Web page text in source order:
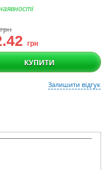
грн
грн
КУПИТИ
Залишити відгук